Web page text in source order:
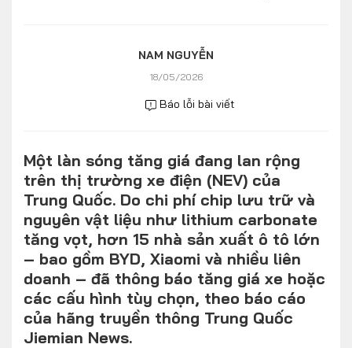
Infographics
Album ảnh
Video
TRA CỨU XE
HÃNG XE MODEL
NAM NGUYỄN
18/05/2026
Báo lỗi bài viết
Một làn sóng tăng giá đang lan rộng
trên thị trường xe điện (NEV) của
Trung Quốc. Do chi phí chip lưu trữ và
nguyên vật liệu như lithium carbonate
tăng vọt, hơn 15 nhà sản xuất ô tô lớn
– bao gồm BYD, Xiaomi và nhiều liên
doanh – đã thông báo tăng giá xe hoặc
các cấu hình tùy chọn, theo báo cáo
của hãng truyền thông Trung Quốc
Jiemian News.